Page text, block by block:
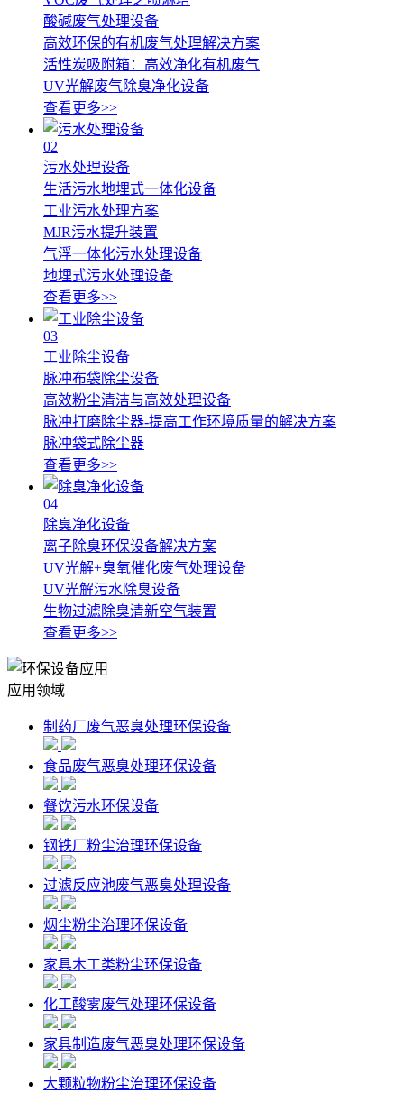
酸碱废气处理设备
高效环保的有机废气处理解决方案
活性炭吸附箱：高效净化有机废气
UV光解废气除臭净化设备
查看更多>>
02
污水处理设备
生活污水地埋式一体化设备
工业污水处理方案
MJR污水提升装置
气浮一体化污水处理设备
地埋式污水处理设备
查看更多>>
03
工业除尘设备
脉冲布袋除尘设备
高效粉尘清洁与高效处理设备
脉冲打磨除尘器-提高工作环境质量的解决方案
脉冲袋式除尘器
查看更多>>
04
除臭净化设备
离子除臭环保设备解决方案
UV光解+臭氧催化废气处理设备
UV光解污水除臭设备
生物过滤除臭清新空气装置
查看更多>>
应用领域
制药厂废气恶臭处理环保设备
食品废气恶臭处理环保设备
餐饮污水环保设备
钢铁厂粉尘治理环保设备
过滤反应池废气恶臭处理设备
烟尘粉尘治理环保设备
家具木工类粉尘环保设备
化工酸雾废气处理环保设备
家具制造废气恶臭处理环保设备
大颗粒物粉尘治理环保设备